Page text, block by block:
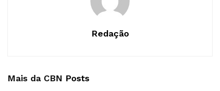
Redação
Mais da CBN Posts